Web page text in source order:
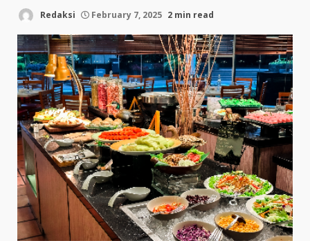
Redaksi February 7, 2025 2 min read